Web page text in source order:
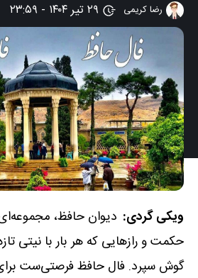
رضا کریمی
۲۹ تیر ۱۴۰۴ - ۲۳:۵۹
ویکی گردی: دیوان حافظ،
حکمت و رازهایی که هر بار با نیتی
گوش سپرد. فال حافظ فرصتی‌ست